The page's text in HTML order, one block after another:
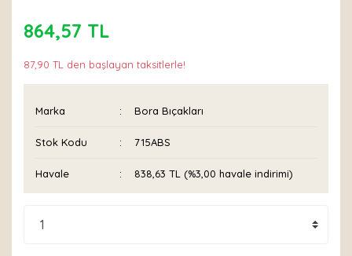
864,57 TL
87,90 TL den başlayan taksitlerle!
Marka Bora Bıçakları
Stok Kodu 715ABS
Havale 838,63 TL (%3,00 havale indirimi)